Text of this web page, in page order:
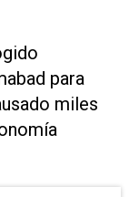
para
miles